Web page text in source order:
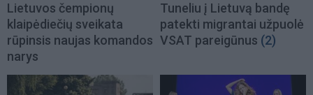
Lietuvos čempionų
klaipėdiečių sveikata
rūpinsis naujas komandos
narys
Tuneliu į Lietuvą bandę
patekti migrantai užpuolė
VSAT pareigūnus (2)